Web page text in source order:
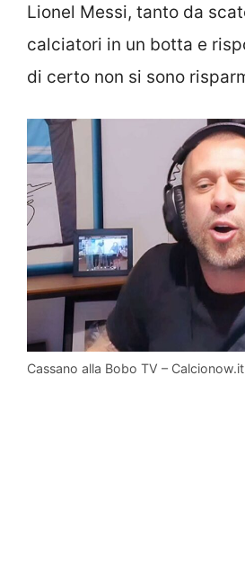
Lionel Messi, tanto da
calciatori in un botta e
di certo non si sono
Cassano alla Bobo TV – Calcionow.it